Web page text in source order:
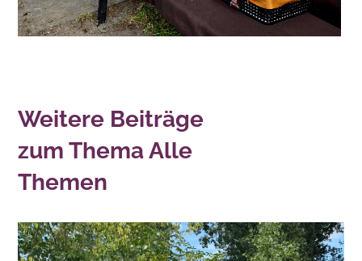
Weitere Beiträge
zum Thema Alle
Themen